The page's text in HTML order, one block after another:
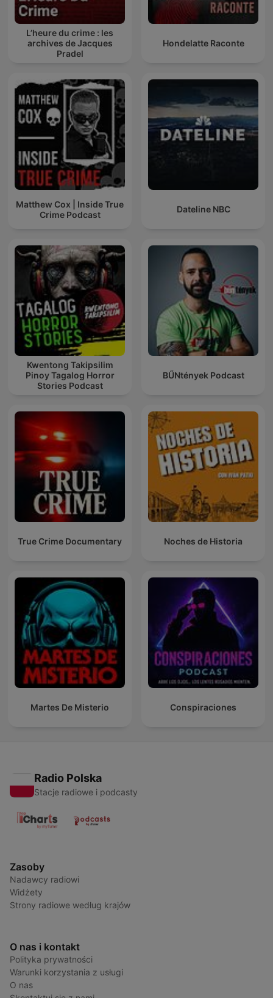
L’heure du crime : les
archives de Jacques
Pradel
Hondelatte Raconte
Matthew Cox | Inside True
Crime Podcast
Dateline NBC
Kwentong Takipsilim
Pinoy Tagalog Horror
Stories Podcast
BŰNtények Podcast
True Crime Documentary Noches de Historia
Martes De Misterio Conspiraciones
Radio Polska
Stacje radiowe i podcasty
Zasoby
Nadawcy radiowi
Widżety
Strony radiowe według krajów
O nas i kontakt
Polityka prywatności
Warunki korzystania z usługi
O nas